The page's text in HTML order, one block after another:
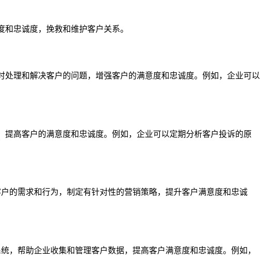
忠诚度，挽救和维护客户关系。
理和解决客户的问题，增强客户的满意度和忠诚度。例如，企业可以
高客户的满意度和忠诚度。例如，企业可以定期分析客户投诉的原
的需求和行为，制定有针对性的营销策略，提升客户满意度和忠诚
帮助企业收集和管理客户数据，提高客户满意度和忠诚度。例如，